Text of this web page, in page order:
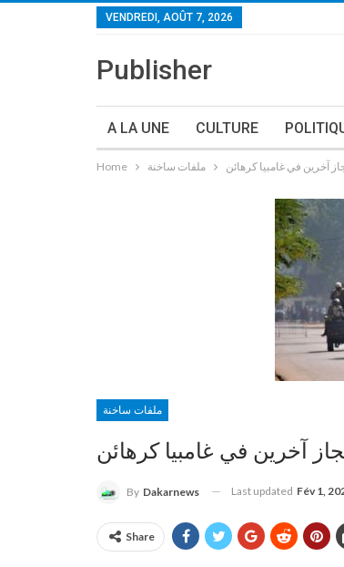
VENDREDI, AOÛT 7, 2026
Publisher
A LA UNE CULTURE
Home ملفات ساخنة
ملفات ساخنة
By Dakarnews Last updated Fév 1,
Share